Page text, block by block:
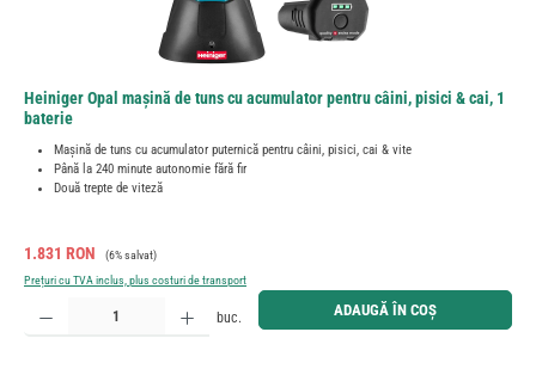
Heiniger Opal mașină de tuns cu acumulator pentru câini, pisici & cai, 1
baterie
Mașină de tuns cu acumulator puternică pentru câini, pisici, cai & vite
Până la 240 minute autonomie fără fir
Două trepte de viteză
Preț de vânzare:
1.831 RON Preț obișnuit:
(6% salvat)
Prețuri cu TVA inclus, plus costuri de transport
Cantitate produs: Introduceți cantitatea dorită sau utilizați butoanele pentru a mări sau micșora
buc. ADAUGĂ ÎN COȘ